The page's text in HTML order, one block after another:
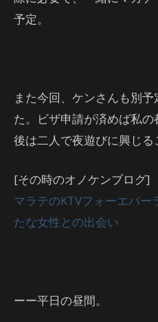
予定。
また今回、ケンさんも別
た。ビザ申請が済めば私
後は二人で夜遊びに興じる
[その時のオノケンブログ]
マラテのKTVフォーエバー
たな女性との出会い
ーー平日の昼間。